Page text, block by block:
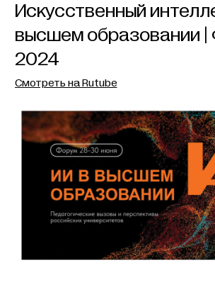
Искусственный
высшем образовании |
2024
Смотреть на Rutube